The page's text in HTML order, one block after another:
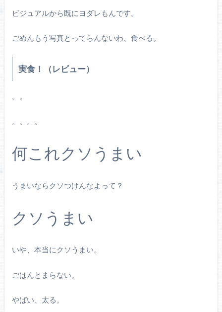
ビジュアルから既にヨダレもんです。
ごめんもう写真とってらんないわ、食べる。
実食！（レビュー）
。。
。。。。
何これクソうまい
うまいならクソつけんなよって？
クソうまい
いや、本当にクソうまい。
ごはんとまらない。
やばい、太る。